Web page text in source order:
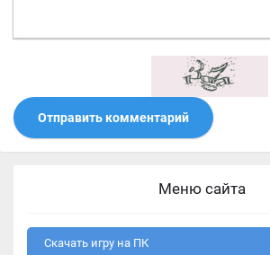
Отправить комментарий
Меню сайта
Скачать игру на ПК